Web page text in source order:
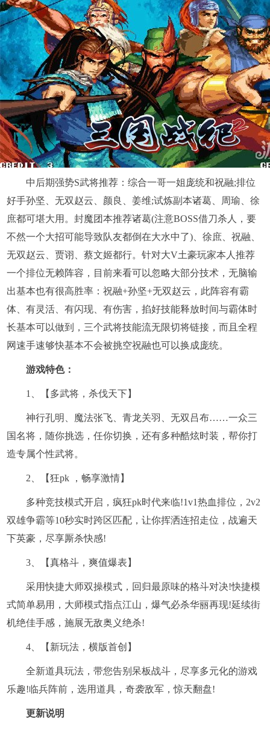
中后期强势S武将推荐：综合一哥一姐庞统和祝融;排位
好手孙坚、无双赵云、颜良、姜维;试炼副本诸葛、周瑜、徐
庶都可堪大用。封魔团本推荐诸葛(注意BOSS借刀杀人，要
不然一个大招可能导致队友都倒在大水中了)、徐庶、祝融、
无双赵云、贾诩、蔡文姬都行。针对大V土豪玩家本人推荐
一个排位无赖阵容，目前来看可以忽略大部分技术，无脑输
出基本也有很高胜率：祝融+孙坚+无双赵云，此阵容有霸
体、有灵活、有闪现、有伤害，掐好技能释放时间与霸体时
长基本可以做到，三个武将技能流无限切将链接，而且全程
网速手速够快基本不会被挑空祝融也可以换成庞统。
游戏特色：
1、【多武将，杀伐天下】
神行孔明、魔法张飞、青龙关羽、无双吕布……一众三
国名将，随你挑选，任你切换，还有多种酷炫时装，帮你打
造专属个性武将。
2、【狂pk ，畅享激情】
多种竞技模式开启，疯狂pk时代来临!1v1热血排位，2v2
双雄争霸等10秒实时跨区匹配，让你挥洒连招走位，战遍天
下英豪，尽享厮杀快感!
3、【真格斗，爽值爆表】
采用快捷大师双操模式，回归最原味的格斗对决!快捷模
式简单易用，大师模式指点江山，爆气必杀华丽再现!延续街
机绝佳手感，施展无敌奥义绝杀!
4、【新玩法，横版首创】
全新道具玩法，带您告别呆板战斗，尽享多元化的游戏
乐趣!临兵阵前，选用道具，奇袭敌军，惊天翻盘!
更新说明